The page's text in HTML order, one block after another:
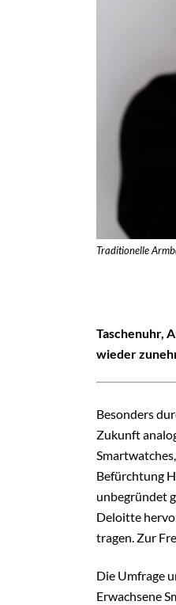
Traditionelle
Taschenuhr,
wieder
Besonders
Zukunft
Befürchtung
unbegründet
Deloitte
tragen. Zur
Die Umfrage
Erwachsene